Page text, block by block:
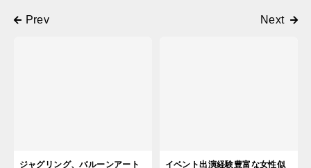
ジャグリング、バルーンアート イベント出演経験豊富な女性似